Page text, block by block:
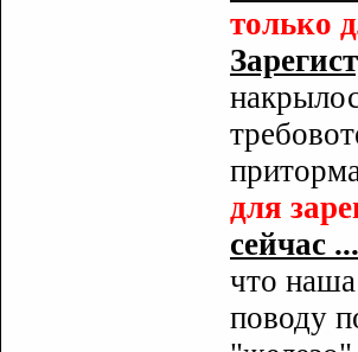
только
для
сейчас ...
что
поводу